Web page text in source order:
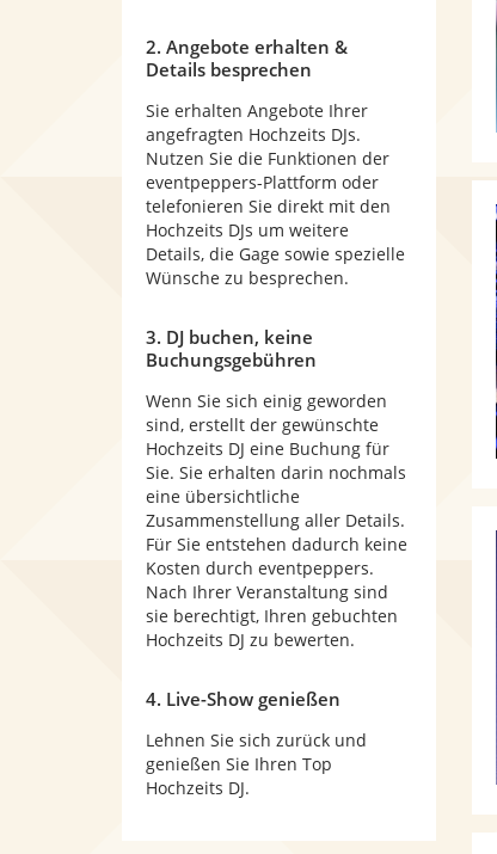
2. Angebote erhalten &
Details besprechen
Sie erhalten Angebote Ihrer
angefragten Hochzeits DJs.
Nutzen Sie die Funktionen der
eventpeppers-Plattform oder
telefonieren Sie direkt mit den
Hochzeits DJs um weitere
Details, die Gage sowie spezielle
Wünsche zu besprechen.
3. DJ buchen, keine
Buchungsgebühren
Wenn Sie sich einig geworden
sind, erstellt der gewünschte
Hochzeits DJ eine Buchung für
Sie. Sie erhalten darin nochmals
eine übersichtliche
Zusammenstellung aller Details.
Für Sie entstehen dadurch keine
Kosten durch eventpeppers.
Nach Ihrer Veranstaltung sind
sie berechtigt, Ihren gebuchten
Hochzeits DJ zu bewerten.
4. Live-Show genießen
Lehnen Sie sich zurück und
genießen Sie Ihren Top
Hochzeits DJ.